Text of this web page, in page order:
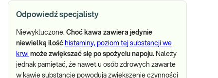
Odpowiedź specjalisty
Niewykluczone. Choć kawa zawiera jedynie
niewielką ilość histaminy, poziom tej substancji we
krwi może zwiększać się po spożyciu napoju. Należy
jednak pamiętać, że nawet u osób zdrowych zawarte
w kawie substancje powodują zwiększenie czynności